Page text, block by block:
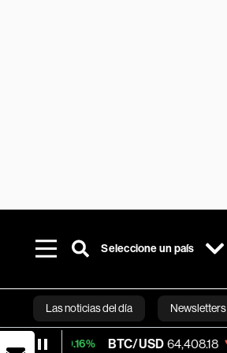
Seleccione un país
Las noticias del día Newsletters
BTC/USD 64,408.18 -0.58%